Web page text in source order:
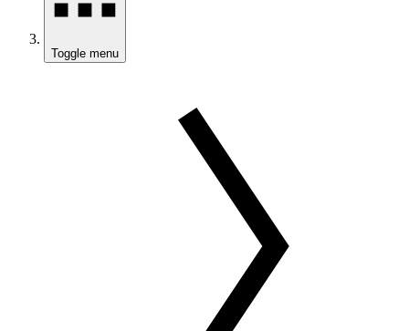
Toggle menu